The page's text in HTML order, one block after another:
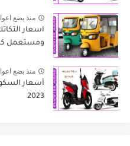
منذ بضع
ومستعمل
منذ بضع
أسعار
2023